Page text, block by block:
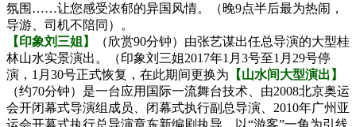
氛围……让您感受浓郁的异国风情。（晚9点半后最为热闹，
导游、司机不陪同）。
【印象刘三姐】
（欣赏90分钟）由张艺谋出任总导演的大型桂
林山水实景演出。（印象刘三姐2017年1月3号至1月29号停
演，1月30号正式恢复，在此期间更换为 【山水间大型演出】
（约70分钟）是一台应用国际一流舞台技术、由2008北京奥运
会开闭幕式导演组成员、闭幕式执行副总导演、2010年广州亚
运会开幕式执行总导演章东新编剧执导，以“游客”一角为引线